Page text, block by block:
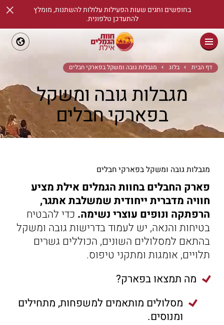
×
בחופשים וחגים שעות הפעילות עלולות להשתנות, מומלץ
להתעדכן טלפונית.
דף הבית בלוג מגבלות גובה ומשקל בפארקי חבלים
מגבלות גובה ומשקל
בפארקי חבלים
מגבלות גובה ומשקל בפארקי חבלים
פארק החבלים בחוות הגמלים אילת מציע
חוויה מדברית ייחודית שמשלבת אתגר,
הרפתקה ונופים עוצרי נשימה. כדי להבטיח
בטיחות והנאה, יש לעמוד בדרישות גובה ומשקל
בהתאם למסלולים השונים, הכוללים גשרים
תלויים, אומגות ומתקני טיפוס.
מה תמצאו בפארק?
מסלולים מותאמים למשפחות, מתחילים
ומנוסים.
ראשי
שיעורי רכיבת סוסים
אודות
מידע שימושי
ימי גיבוש וכיף
הזמנת כרטיסים
הַמִּשְׁתֶּה
שוברי מתנה